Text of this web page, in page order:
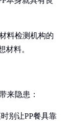
料检测机构的
材料。
来隐患：
别让PP餐具靠